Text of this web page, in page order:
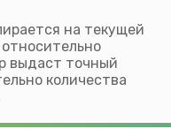
на текущей
выдаст точный
количества